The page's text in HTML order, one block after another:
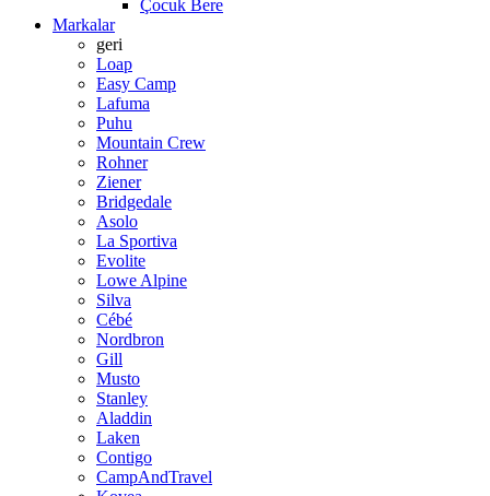
Çocuk Bere
Markalar
geri
Loap
Easy Camp
Lafuma
Puhu
Mountain Crew
Rohner
Ziener
Bridgedale
Asolo
La Sportiva
Evolite
Lowe Alpine
Silva
Cébé
Nordbron
Gill
Musto
Stanley
Aladdin
Laken
Contigo
CampAndTravel